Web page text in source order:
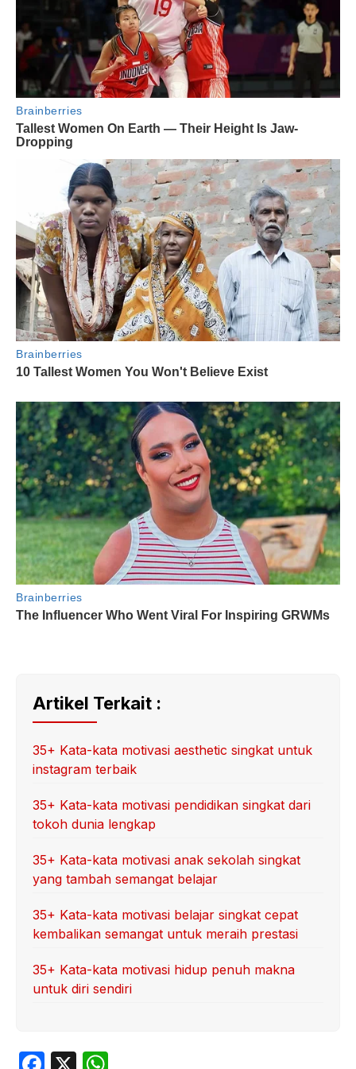
Artikel Terkait :
35+ Kata-kata motivasi aesthetic singkat untuk
instagram terbaik
35+ Kata-kata motivasi pendidikan singkat dari
tokoh dunia lengkap
35+ Kata-kata motivasi anak sekolah singkat
yang tambah semangat belajar
35+ Kata-kata motivasi belajar singkat cepat
kembalikan semangat untuk meraih prestasi
35+ Kata-kata motivasi hidup penuh makna
untuk diri sendiri